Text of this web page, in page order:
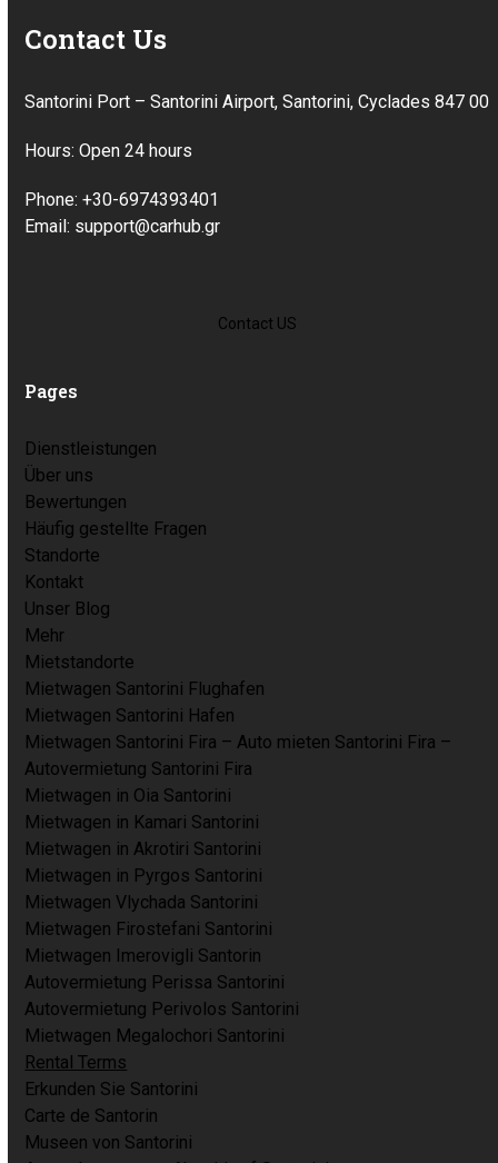
Contact Us
Santorini Port – Santorini Airport, Santorini, Cyclades 847 00
Hours: Open 24 hours
Phone: +30-6974393401
Email: support@carhub.gr
Contact US
Pages
Dienstleistungen
Über uns
Bewertungen
Häufig gestellte Fragen
Standorte
Kontakt
Unser Blog
Mehr
Mietstandorte
Mietwagen Santorini Flughafen
Mietwagen Santorini Hafen
Mietwagen Santorini Fira – Auto mieten Santorini Fira –
Autovermietung Santorini Fira
Mietwagen in Oia Santorini
Mietwagen in Kamari Santorini
Mietwagen in Akrotiri Santorini
Mietwagen in Pyrgos Santorini
Mietwagen Vlychada Santorini
Mietwagen Firostefani Santorini
Mietwagen Imerovigli Santorin
Autovermietung Perissa Santorini
Autovermietung Perivolos Santorini
Mietwagen Megalochori Santorini
Rental Terms
Erkunden Sie Santorini
Carte de Santorin
Museen von Santorini